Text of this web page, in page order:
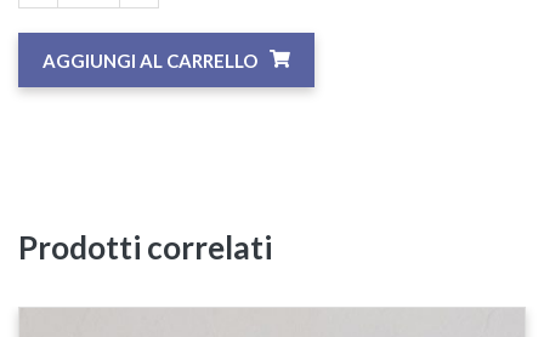
AGGIUNGI AL CARRELLO
Prodotti correlati